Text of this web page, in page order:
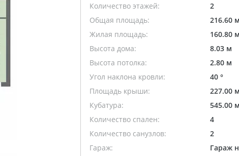
Количество этажей:
2
Общая площадь:
216.60 м
Жилая площадь: 160.80 м
Высота дома:
8.03 м
Высота потолка:
2.80 м
Угол наклона кровли:
40 °
Площадь крыши:
227.00 м
Кубатура: 545.00 м
Количество спален:
4
Количество санузлов:
2
Гараж:
Гараж